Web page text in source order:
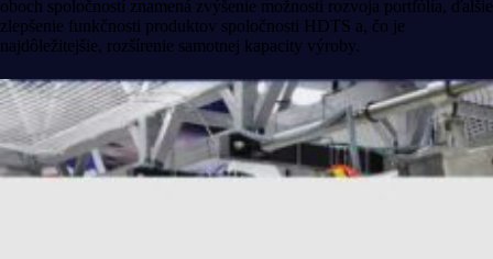
oboch spoločností znamená zvýšenie možnosti rozvoja portfólia, ďalšie
zlepšenie funkčnosti produktov spoločnosti HDTS a, čo je
najdôležitejšie, rozšírenie samotnej kapacity výroby.